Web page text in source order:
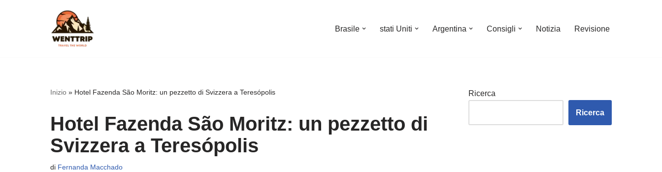
Brasile stati Uniti Argentina Consigli Notizia Revisione
Inizio » Hotel Fazenda São Moritz: un pezzetto di Svizzera a Teresópolis
Hotel Fazenda São Moritz: un pezzetto di
Svizzera a Teresópolis
di Fernanda Macchado
Ricerca
Ricerca